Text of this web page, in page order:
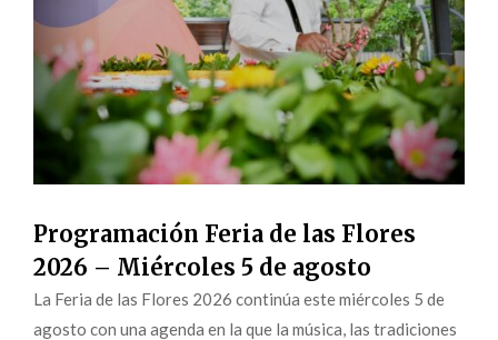
Programación Feria de las Flores
2026 – Miércoles 5 de agosto
La Feria de las Flores 2026 continúa este miércoles 5 de
agosto con una agenda en la que la música, las tradiciones